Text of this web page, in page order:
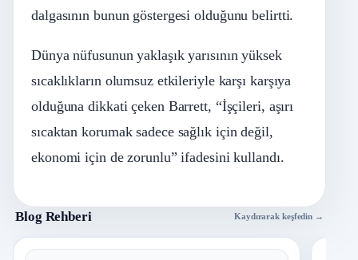
dalgasının bunun göstergesi olduğunu belirtti.
Dünya nüfusunun yaklaşık yarısının yüksek
sıcaklıkların olumsuz etkileriyle karşı karşıya
olduğuna dikkati çeken Barrett, “İşçileri, aşırı
sıcaktan korumak sadece sağlık için değil,
ekonomi için de zorunlu” ifadesini kullandı.
Blog Rehberi Kaydırarak keşfedin →